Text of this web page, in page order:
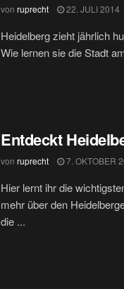
von ruprecht 22. JULI 2014
Heidelberg zieht jährlich
Wie lernen sie die Stadt
Entdeckt
von ruprecht 7. OKTOBER
Hier lernt ihr die
mehr über den
die ...